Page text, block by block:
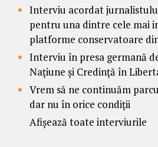
Interviu acordat
pentru una dintre cele mai
platforme conservatoare
Interviu în presa germană
Națiune și Credință în
Vrem să ne continuăm
dar nu în orice condiții
Afișează toate interviurile